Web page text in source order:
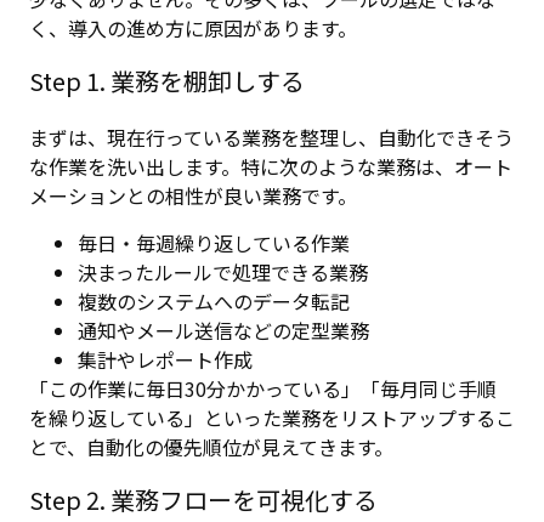
く、導入の進め方に原因があります。
Step 1. 業務を棚卸しする
まずは、現在行っている業務を整理し、自動化できそう
な作業を洗い出します。特に次のような業務は、オート
メーションとの相性が良い業務です。
毎日・毎週繰り返している作業
決まったルールで処理できる業務
複数のシステムへのデータ転記
通知やメール送信などの定型業務
集計やレポート作成
「この作業に毎日30分かかっている」「毎月同じ手順
を繰り返している」といった業務をリストアップするこ
とで、自動化の優先順位が見えてきます。
Step 2. 業務フローを可視化する